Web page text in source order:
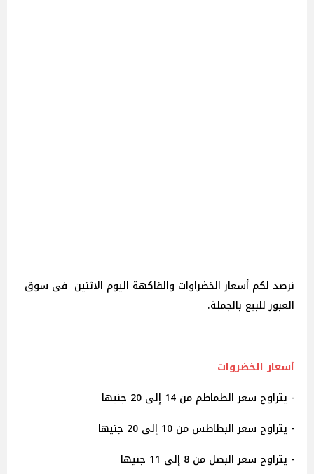
نرصد لكم أسعار الخضراوات والفاكهة اليوم الاثنين فى سوق
العبور للبيع بالجملة.
أسعار الخضروات
- يتراوح سعر الطماطم من 14 إلى 20 جنيها
- يتراوح سعر البطاطس من 10 إلى 20 جنيها
- يتراوح سعر البصل من 8 إلى 11 جنيها